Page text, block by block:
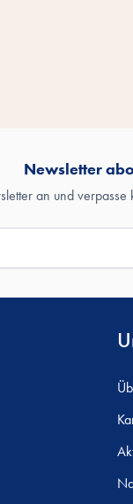
Newsletter
an und